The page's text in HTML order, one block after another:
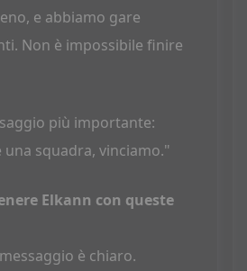
e abbiamo gare
Non è impossibile finire
più importante:
squadra, vinciamo."
Elkann con queste
è chiaro.